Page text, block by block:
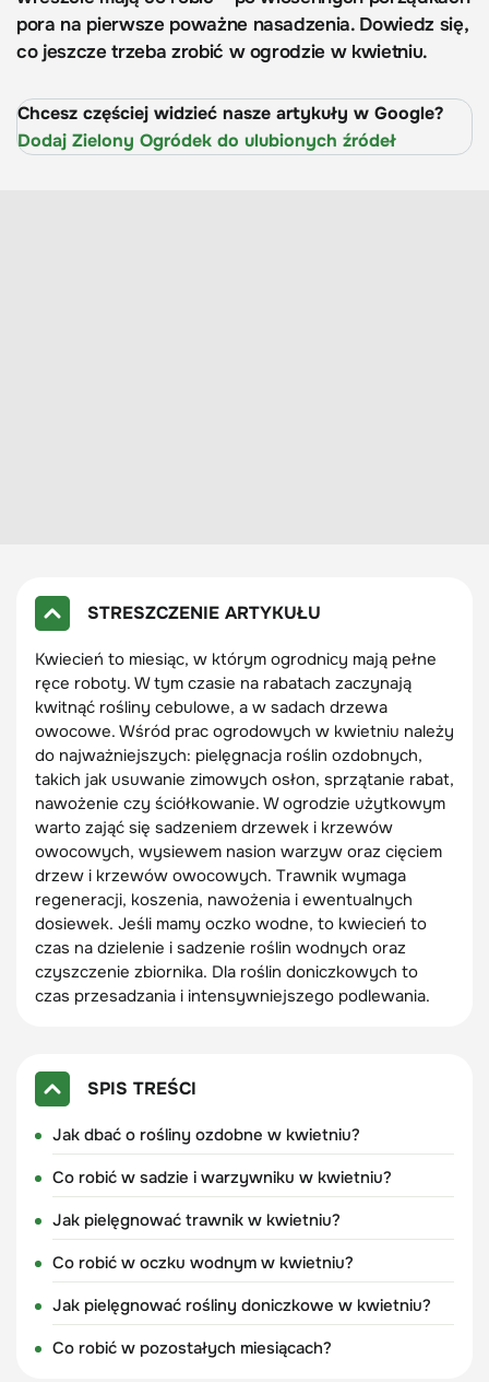
pora na pierwsze poważne nasadzenia. Dowiedz się,
co jeszcze trzeba zrobić w ogrodzie w kwietniu.
Chcesz częściej widzieć nasze artykuły w Google?
Dodaj Zielony Ogródek do ulubionych źródeł
STRESZCZENIE ARTYKUŁU
Kwiecień to miesiąc, w którym ogrodnicy mają pełne
ręce roboty. W tym czasie na rabatach zaczynają
kwitnąć rośliny cebulowe, a w sadach drzewa
owocowe. Wśród prac ogrodowych w kwietniu należy
do najważniejszych: pielęgnacja roślin ozdobnych,
takich jak usuwanie zimowych osłon, sprzątanie rabat,
nawożenie czy ściółkowanie. W ogrodzie użytkowym
warto zająć się sadzeniem drzewek i krzewów
owocowych, wysiewem nasion warzyw oraz cięciem
drzew i krzewów owocowych. Trawnik wymaga
regeneracji, koszenia, nawożenia i ewentualnych
dosiewek. Jeśli mamy oczko wodne, to kwiecień to
czas na dzielenie i sadzenie roślin wodnych oraz
czyszczenie zbiornika. Dla roślin doniczkowych to
czas przesadzania i intensywniejszego podlewania.
SPIS TREŚCI
Jak dbać o rośliny ozdobne w kwietniu?
Co robić w sadzie i warzywniku w kwietniu?
Jak pielęgnować trawnik w kwietniu?
Co robić w oczku wodnym w kwietniu?
Jak pielęgnować rośliny doniczkowe w kwietniu?
Co robić w pozostałych miesiącach?